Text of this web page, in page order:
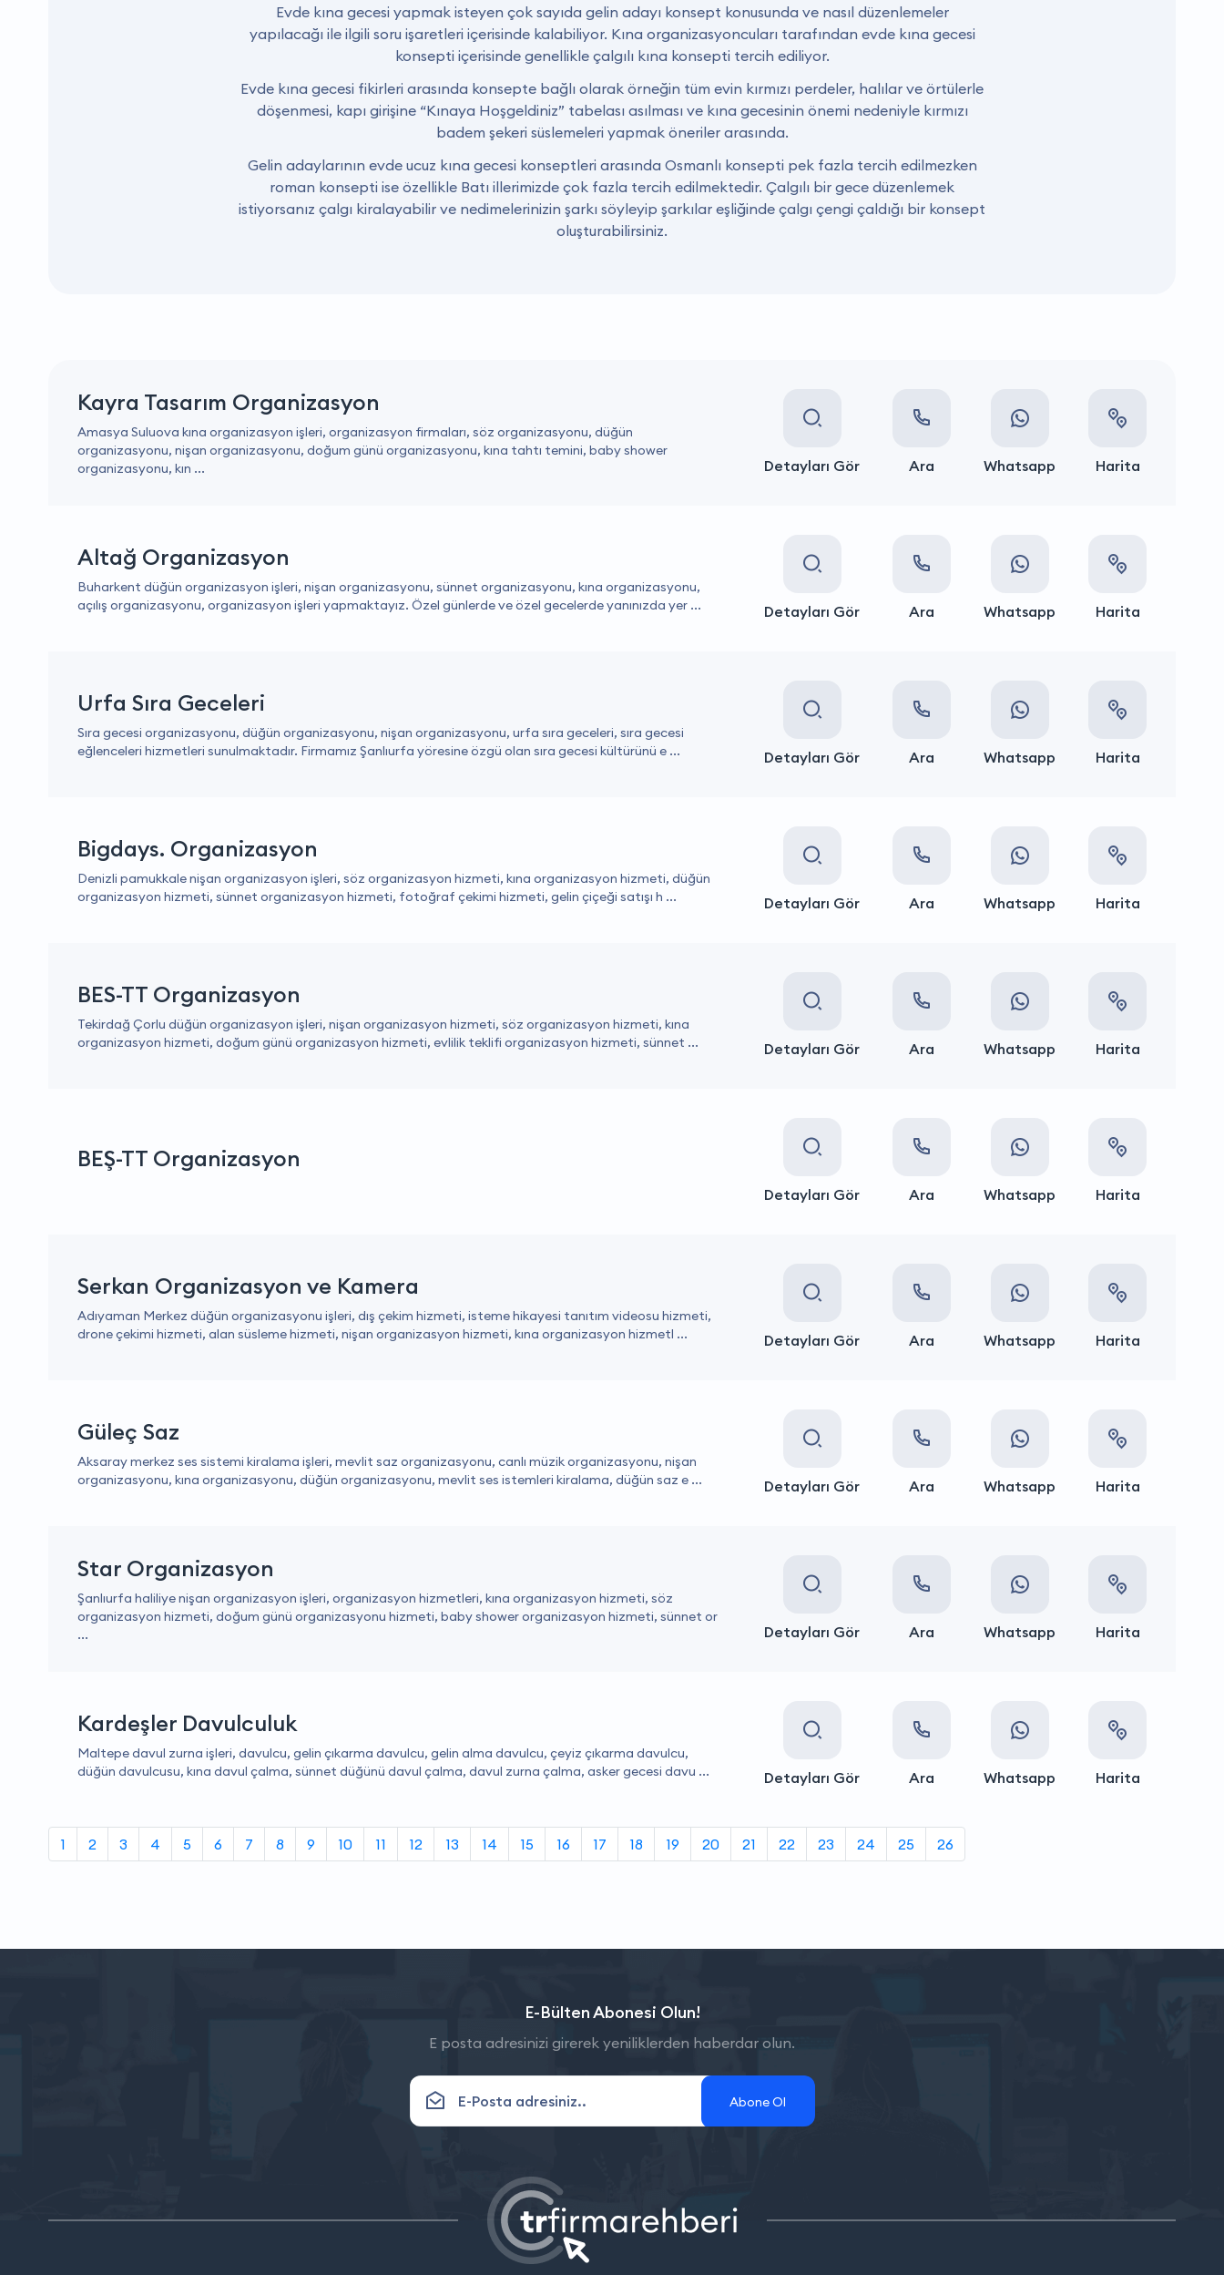
Evde kına gecesi yapmak isteyen çok sayıda gelin adayı konsept konusunda ve nasıl düzenlemeler
yapılacağı ile ilgili soru işaretleri içerisinde kalabiliyor. Kına organizasyoncuları tarafından evde kına gecesi
konsepti içerisinde genellikle çalgılı kına konsepti tercih ediliyor.
Evde kına gecesi fikirleri arasında konsepte bağlı olarak örneğin tüm evin kırmızı perdeler, halılar ve örtülerle
döşenmesi, kapı girişine “Kınaya Hoşgeldiniz” tabelası asılması ve kına gecesinin önemi nedeniyle kırmızı
badem şekeri süslemeleri yapmak öneriler arasında.
Gelin adaylarının evde ucuz kına gecesi konseptleri arasında Osmanlı konsepti pek fazla tercih edilmezken
roman konsepti ise özellikle Batı illerimizde çok fazla tercih edilmektedir. Çalgılı bir gece düzenlemek
istiyorsanız çalgı kiralayabilir ve nedimelerinizin şarkı söyleyip şarkılar eşliğinde çalgı çengi çaldığı bir konsept
oluşturabilirsiniz.
Kayra Tasarım Organizasyon
Amasya Suluova kına organizasyon işleri, organizasyon firmaları, söz organizasyonu, düğün
organizasyonu, nişan organizasyonu, doğum günü organizasyonu, kına tahtı temini, baby shower
organizasyonu, kın ...
Detayları Gör Ara Whatsapp Harita
Altağ Organizasyon
Buharkent düğün organizasyon işleri, nişan organizasyonu, sünnet organizasyonu, kına organizasyonu,
açılış organizasyonu, organizasyon işleri yapmaktayız. Özel günlerde ve özel gecelerde yanınızda yer ...
Detayları Gör Ara Whatsapp Harita
Urfa Sıra Geceleri
Sıra gecesi organizasyonu, düğün organizasyonu, nişan organizasyonu, urfa sıra geceleri, sıra gecesi
eğlenceleri hizmetleri sunulmaktadır. Firmamız Şanlıurfa yöresine özgü olan sıra gecesi kültürünü e ...
Detayları Gör Ara Whatsapp Harita
Bigdays. Organizasyon
Denizli pamukkale nişan organizasyon işleri, söz organizasyon hizmeti, kına organizasyon hizmeti, düğün
organizasyon hizmeti, sünnet organizasyon hizmeti, fotoğraf çekimi hizmeti, gelin çiçeği satışı h ...
Detayları Gör Ara Whatsapp Harita
BES-TT Organizasyon
Tekirdağ Çorlu düğün organizasyon işleri, nişan organizasyon hizmeti, söz organizasyon hizmeti, kına
organizasyon hizmeti, doğum günü organizasyon hizmeti, evlilik teklifi organizasyon hizmeti, sünnet ...
Detayları Gör Ara Whatsapp Harita
BEŞ-TT Organizasyon
Detayları Gör Ara Whatsapp Harita
Serkan Organizasyon ve Kamera
Adıyaman Merkez düğün organizasyonu işleri, dış çekim hizmeti, isteme hikayesi tanıtım videosu hizmeti,
drone çekimi hizmeti, alan süsleme hizmeti, nişan organizasyon hizmeti, kına organizasyon hizmetl ...
Detayları Gör Ara Whatsapp Harita
Güleç Saz
Aksaray merkez ses sistemi kiralama işleri, mevlit saz organizasyonu, canlı müzik organizasyonu, nişan
organizasyonu, kına organizasyonu, düğün organizasyonu, mevlit ses istemleri kiralama, düğün saz e ...
Detayları Gör Ara Whatsapp Harita
Star Organizasyon
Şanlıurfa haliliye nişan organizasyon işleri, organizasyon hizmetleri, kına organizasyon hizmeti, söz
organizasyon hizmeti, doğum günü organizasyonu hizmeti, baby shower organizasyon hizmeti, sünnet or
...
Detayları Gör Ara Whatsapp Harita
Kardeşler Davulculuk
Maltepe davul zurna işleri, davulcu, gelin çıkarma davulcu, gelin alma davulcu, çeyiz çıkarma davulcu,
düğün davulcusu, kına davul çalma, sünnet düğünü davul çalma, davul zurna çalma, asker gecesi davu ...
Detayları Gör Ara Whatsapp Harita
1 2 3 4 5 6 7 8 9 10 11 12 13 14 15 16 17 18 19 20 21 22 23 24 25 26
E-Bülten Abonesi Olun!
E posta adresinizi girerek yeniliklerden haberdar olun.
Abone Ol